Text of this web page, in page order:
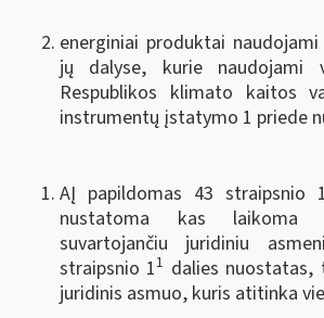
energiniai produktai
jų dalyse, kurie naudojami
Respublikos klimato kaitos
instrumentų įstatymo 1 priede
AĮ papildomas 43 straipsnio 1
nustatoma kas laikoma
suvartojančiu juridiniu
straipsnio 11 dalies nuostatas,
juridinis asmuo, kuris atitinka